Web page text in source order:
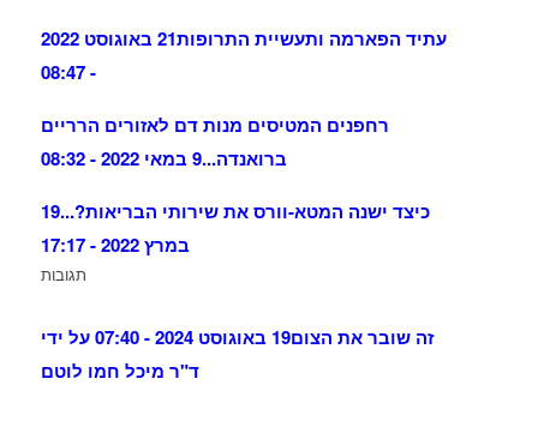
עתיד הפארמה ותעשיית התרופות
21 באוגוסט 2022
- 08:47
רחפנים המטיסים מנות דם לאזורים הרריים
ברואנדה...9 במאי 2022 - 08:32
כיצד ישנה המטא-וורס את שירותי הבריאות?...19
במרץ 2022 - 17:17
תגובות
זה שובר את הצום
19 באוגוסט 2024 - 07:40 על ידי
ד"ר מיכל חמו לוטם